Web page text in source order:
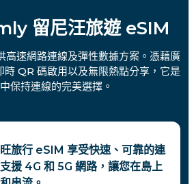
留尼汪旅遊 eSIM
高速網路連線及彈性數據方案。憑藉廣
時 QR 碼啟用以及無限熱點分享，它是
保持連線的完美選擇。
旅行 eSIM 享受快速、可靠的連
援 4G 和 5G 網路，讓您在島上